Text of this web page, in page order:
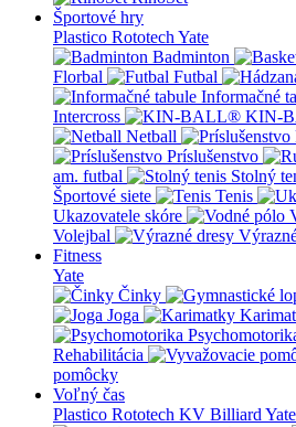
Športové hry
Plastico Rototech Yate
Badminton
Florbal
Futbal
Informačné
Intercross
KIN-
Netball
Príslušenstvo
am. futbal
Stolný
Športové siete
Tenis
Ukazovatele skóre
Volejbal
Fitness
Yate
Činky
Joga
Rehabilitácia
pomôcky
Voľný čas
Plastico Rototech KV Billiard Yate